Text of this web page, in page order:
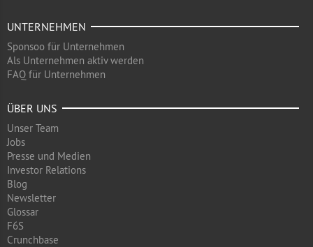
UNTERNEHMEN
Sponsoo für Unternehmen
Als Unternehmen aktiv werden
FAQ für Unternehmen
ÜBER UNS
Unser Team
Jobs
Presse und Medien
Investor Relations
Blog
Newsletter
Glossar
F6S
Crunchbase